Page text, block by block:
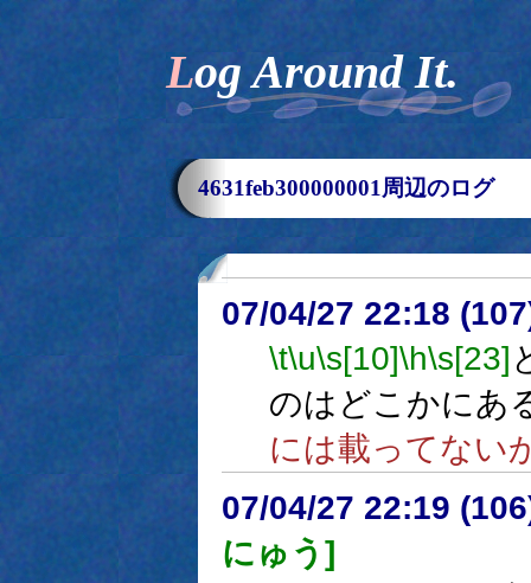
Log Around It.
4631feb300000001周辺のログ
07/04/27 22:18
\t\u\s[10]\h\s[23]
のはどこかにあ
には載ってない
07/04/27 22:19
にゅう]